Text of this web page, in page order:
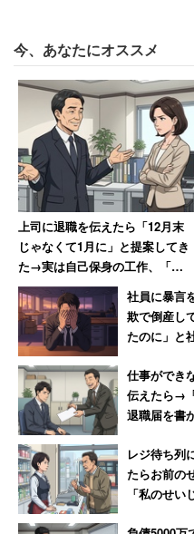
今、あなたにオススメ
上司に退職を伝えたら「12月末
じゃなくて1月に」と提案してき
た→実は自己保身の工作、「セ
クハラ体質の上に卑怯者」と振
り返る女性
社員に暴言
欺で倒産し
たのに」と
仕事ができ
伝えたら→
退職届を書
レジ待ち列
たらお前の
「私のせい